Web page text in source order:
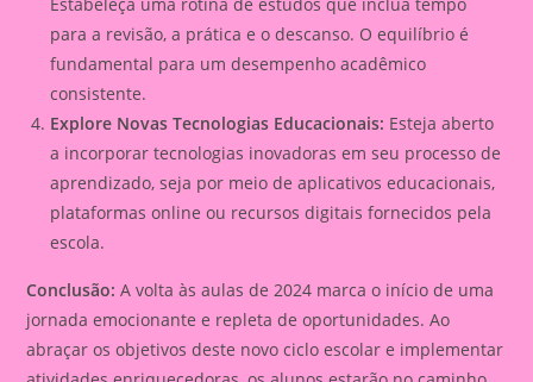
para a revisão, a prática e o descanso. O equilíbrio é
fundamental para um desempenho acadêmico
consistente.
Explore Novas Tecnologias Educacionais: Esteja aberto
a incorporar tecnologias inovadoras em seu processo de
aprendizado, seja por meio de aplicativos educacionais,
plataformas online ou recursos digitais fornecidos pela
escola.
Conclusão: A volta às aulas de 2024 marca o início de uma
jornada emocionante e repleta de oportunidades. Ao
abraçar os objetivos deste novo ciclo escolar e implementar